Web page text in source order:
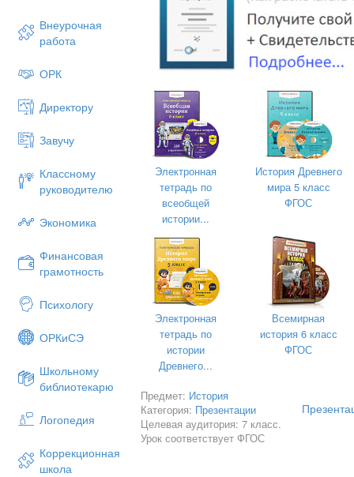
Внеурочная
работа
ОРК
Директору
Завучу
Классному
руководителю
Экономика
Финансовая
грамотность
Психологу
ОРКиСЭ
Школьному
библиотекарю
Логопедия
Коррекционная
школа
Жан Кальвин
10 июля 1509 – 27 мая 1564;
С 1632 года – протестант;
За протестантские проповеди и
литературы подвергается
Францию;
Труды: «Сон душ»,
С 1536 года – в Женеве:
авторитетным человеком в
Электронная
тетрадь по
всеобщей
истории...
История Древнего
мира 5 класс
ФГОС
Электронная
тетрадь по
истории
Древнего...
Всемирная
история 6 класс
ФГОС
Предмет: История
Категория: Презентации
Целевая аудитория: 7 класс.
Урок соответствует ФГОС